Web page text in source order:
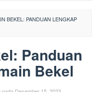
BEKEL: PANDUAN LENGKAP
Panduan
Bekel